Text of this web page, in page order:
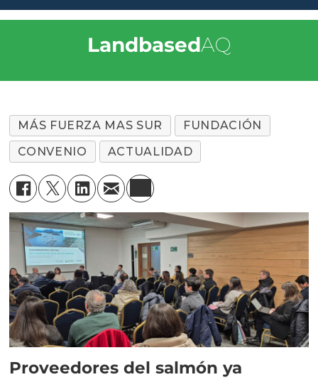
LandbasedAQ
MÁS FUERZA MAS SUR
FUNDACIÓN
CONVENIO
ACTUALIDAD
Proveedores del salmón ya